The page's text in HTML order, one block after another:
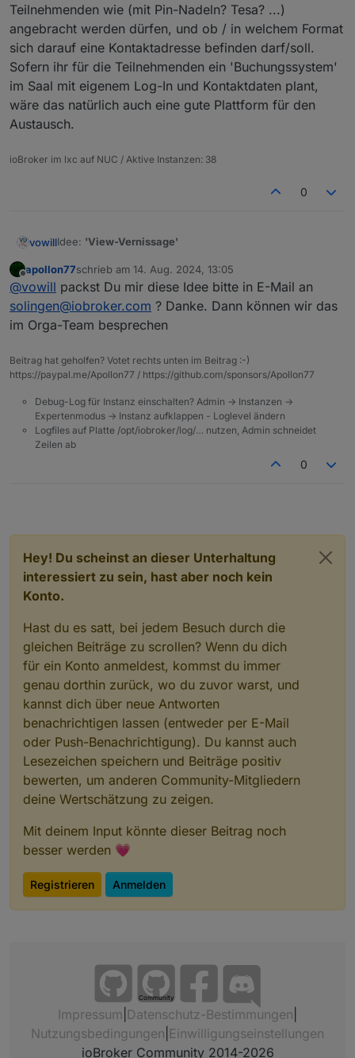
Euer ioBroker Team
Teilnehmenden wie (mit Pin-Nadeln? Tesa? ...)
angebracht werden dürfen, und ob / in welchem Format
sich darauf eine Kontaktadresse befinden darf/soll.
Sofern ihr für die Teilnehmenden ein 'Buchungssystem'
im Saal mit eigenem Log-In und Kontaktdaten plant,
wäre das natürlich auch eine gute Plattform für den
Austausch.
ioBroker im lxc auf NUC / Aktive Instanzen: 38
0
vowillIdee: 'View-Vernissage'
Liebes Orga-Team,
sicher hat jeder Teilnehmende des Usertreffens Views
mit Vis, Jarvis etc. auf seinem/ihrem System am Laufen.
Daher wäre es super, wenn ihr beim Treffen eine oder
mehrere Wände oder Metaplantafeln im Saal oder im
Teilnehmende einen Ausdruck ihrer Views anpinnen
können. Eine solche 'Vernissage' wäre für die anderen
Ideen und Anregungen, und es dürfte auch zu vielen
Gespräche zwischen den Teilnehmenden führen.
Das Ganze kann natürlich 'geordnet' werden. Zum
(3?) in welchem Format (DIN A4?) maximal von einem
das natürlich auch eine gute Plattform für den
Austausch.
Offline
apollon77schrieb am 14. Aug. 2024, 13:05
zuletzt editiert von
@vowill packst Du mir diese Idee bitte in E-Mail an
solingen@iobroker.com ? Danke. Dann können wir das
im Orga-Team besprechen
Beitrag hat geholfen? Votet rechts unten im Beitrag :-)
https://paypal.me/Apollon77 / https://github.com/sponsors/Apollon77
Debug-Log für Instanz einschalten? Admin -> Instanzen ->
Expertenmodus -> Instanz aufklappen - Loglevel ändern
Logfiles auf Platte /opt/iobroker/log/… nutzen, Admin schneidet
Zeilen ab
0
Hey! Du scheinst an dieser Unterhaltung
interessiert zu sein, hast aber noch kein
Konto.
Hast du es satt, bei jedem Besuch durch die
gleichen Beiträge zu scrollen? Wenn du dich
für ein Konto anmeldest, kommst du immer
genau dorthin zurück, wo du zuvor warst, und
kannst dich über neue Antworten
benachrichtigen lassen (entweder per E-Mail
oder Push-Benachrichtigung). Du kannst auch
Lesezeichen speichern und Beiträge positiv
bewerten, um anderen Community-Mitgliedern
deine Wertschätzung zu zeigen.
Mit deinem Input könnte dieser Beitrag noch
besser werden 💗
Registrieren Anmelden
Community
Impressum Datenschutz-Bestimmungen
Nutzungsbedingungen Einwilligungseinstellungen
ioBroker Community 2014-2026